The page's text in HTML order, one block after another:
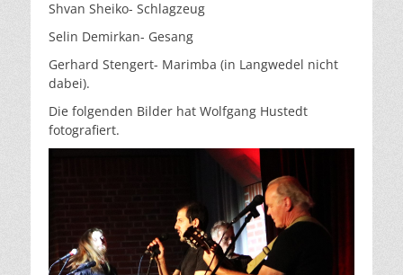
Shvan Sheiko- Schlagzeug
Selin Demirkan- Gesang
Gerhard Stengert- Marimba (in Langwedel nicht
dabei).
Die folgenden Bilder hat Wolfgang Hustedt
fotografiert.